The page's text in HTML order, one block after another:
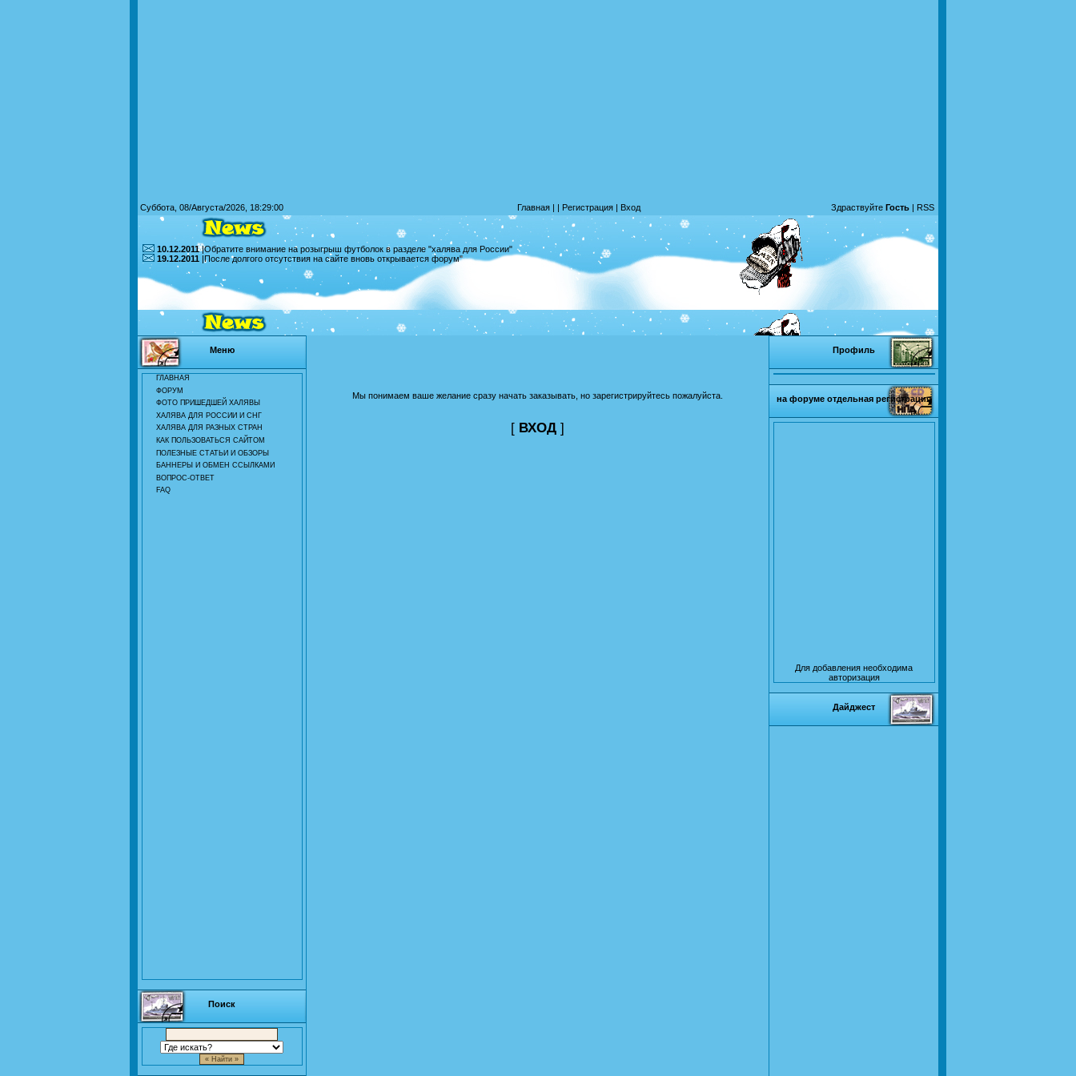
Суббота, 08/Августа/2026, 18:29:00 Главная | | Регистрация | Вход Здраствуйте Гость | RSS
10.12.2011|Обратите внимание на розыгрыш футболок в разделе "халява для России"
19.12.2011 |После долгого отсутствия на сайте вновь открывается форум"
Меню
ГЛАВНАЯ
ФОРУМ
ФОТО ПРИШЕДШЕЙ ХАЛЯВЫ
ХАЛЯВА ДЛЯ РОССИИ И СНГ
ХАЛЯВА ДЛЯ РАЗНЫХ СТРАН
КАК ПОЛЬЗОВАТЬСЯ САЙТОМ
ПОЛЕЗНЫЕ СТАТЬИ И ОБЗОРЫ
БАННЕРЫ И ОБМЕН ССЫЛКАМИ
ВОПРОС-ОТВЕТ
FAQ
Поиск
Мы понимаем ваше желание сразу начать заказывать, но зарегистрируйтесь пожалуйста.
[ ВХОД ]
Профиль
на форуме отдельная регистрация
Для добавления необходима
авторизация
Дайджест